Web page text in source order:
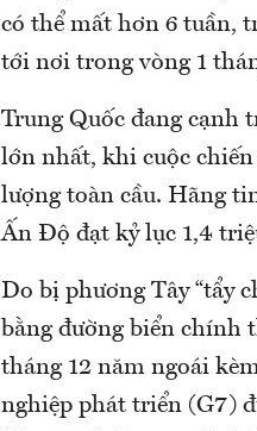
có thể mất hơn 6 tuần,
tới nơi trong vòng 1
Trung Quốc đang cạnh
lớn nhất, khi cuộc
lượng toàn cầu. Hãng
Ấn Độ đạt kỷ lục 1,4
Do bị phương Tây “tẩy
bằng đường biển chính
tháng 12 năm ngoái
nghiệp phát triển (G7)